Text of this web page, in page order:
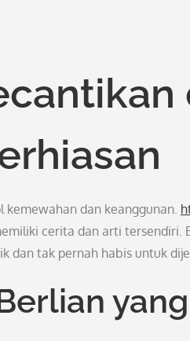
kemewahan dan keanggunan.
cerita dan arti tersendiri.
dan tak pernah habis untuk